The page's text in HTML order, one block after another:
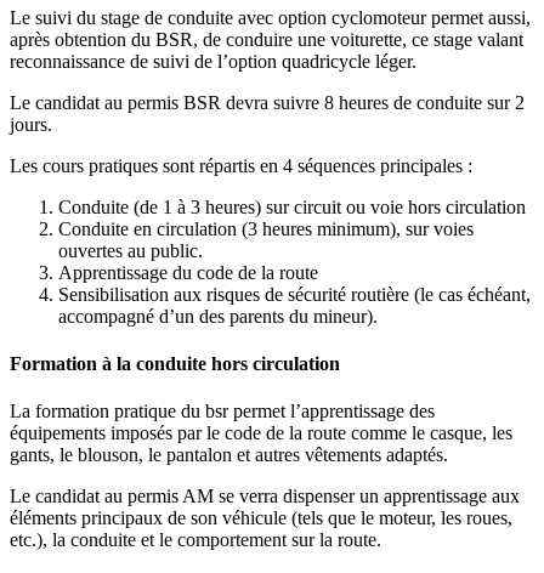
Le suivi du stage de conduite avec option cyclomoteur permet aussi,
après obtention du BSR, de conduire une voiturette, ce stage valant
reconnaissance de suivi de l’option quadricycle léger.
Le candidat au permis BSR devra suivre 8 heures de conduite sur 2
jours.
Les cours pratiques sont répartis en 4 séquences principales :
Conduite (de 1 à 3 heures) sur circuit ou voie hors circulation
Conduite en circulation (3 heures minimum), sur voies
ouvertes au public.
Apprentissage du code de la route
Sensibilisation aux risques de sécurité routière (le cas échéant,
accompagné d’un des parents du mineur).
Formation à la conduite hors circulation
La formation pratique du bsr permet l’apprentissage des
équipements imposés par le code de la route comme le casque, les
gants, le blouson, le pantalon et autres vêtements adaptés.
Le candidat au permis AM se verra dispenser un apprentissage aux
éléments principaux de son véhicule (tels que le moteur, les roues,
etc.), la conduite et le comportement sur la route.